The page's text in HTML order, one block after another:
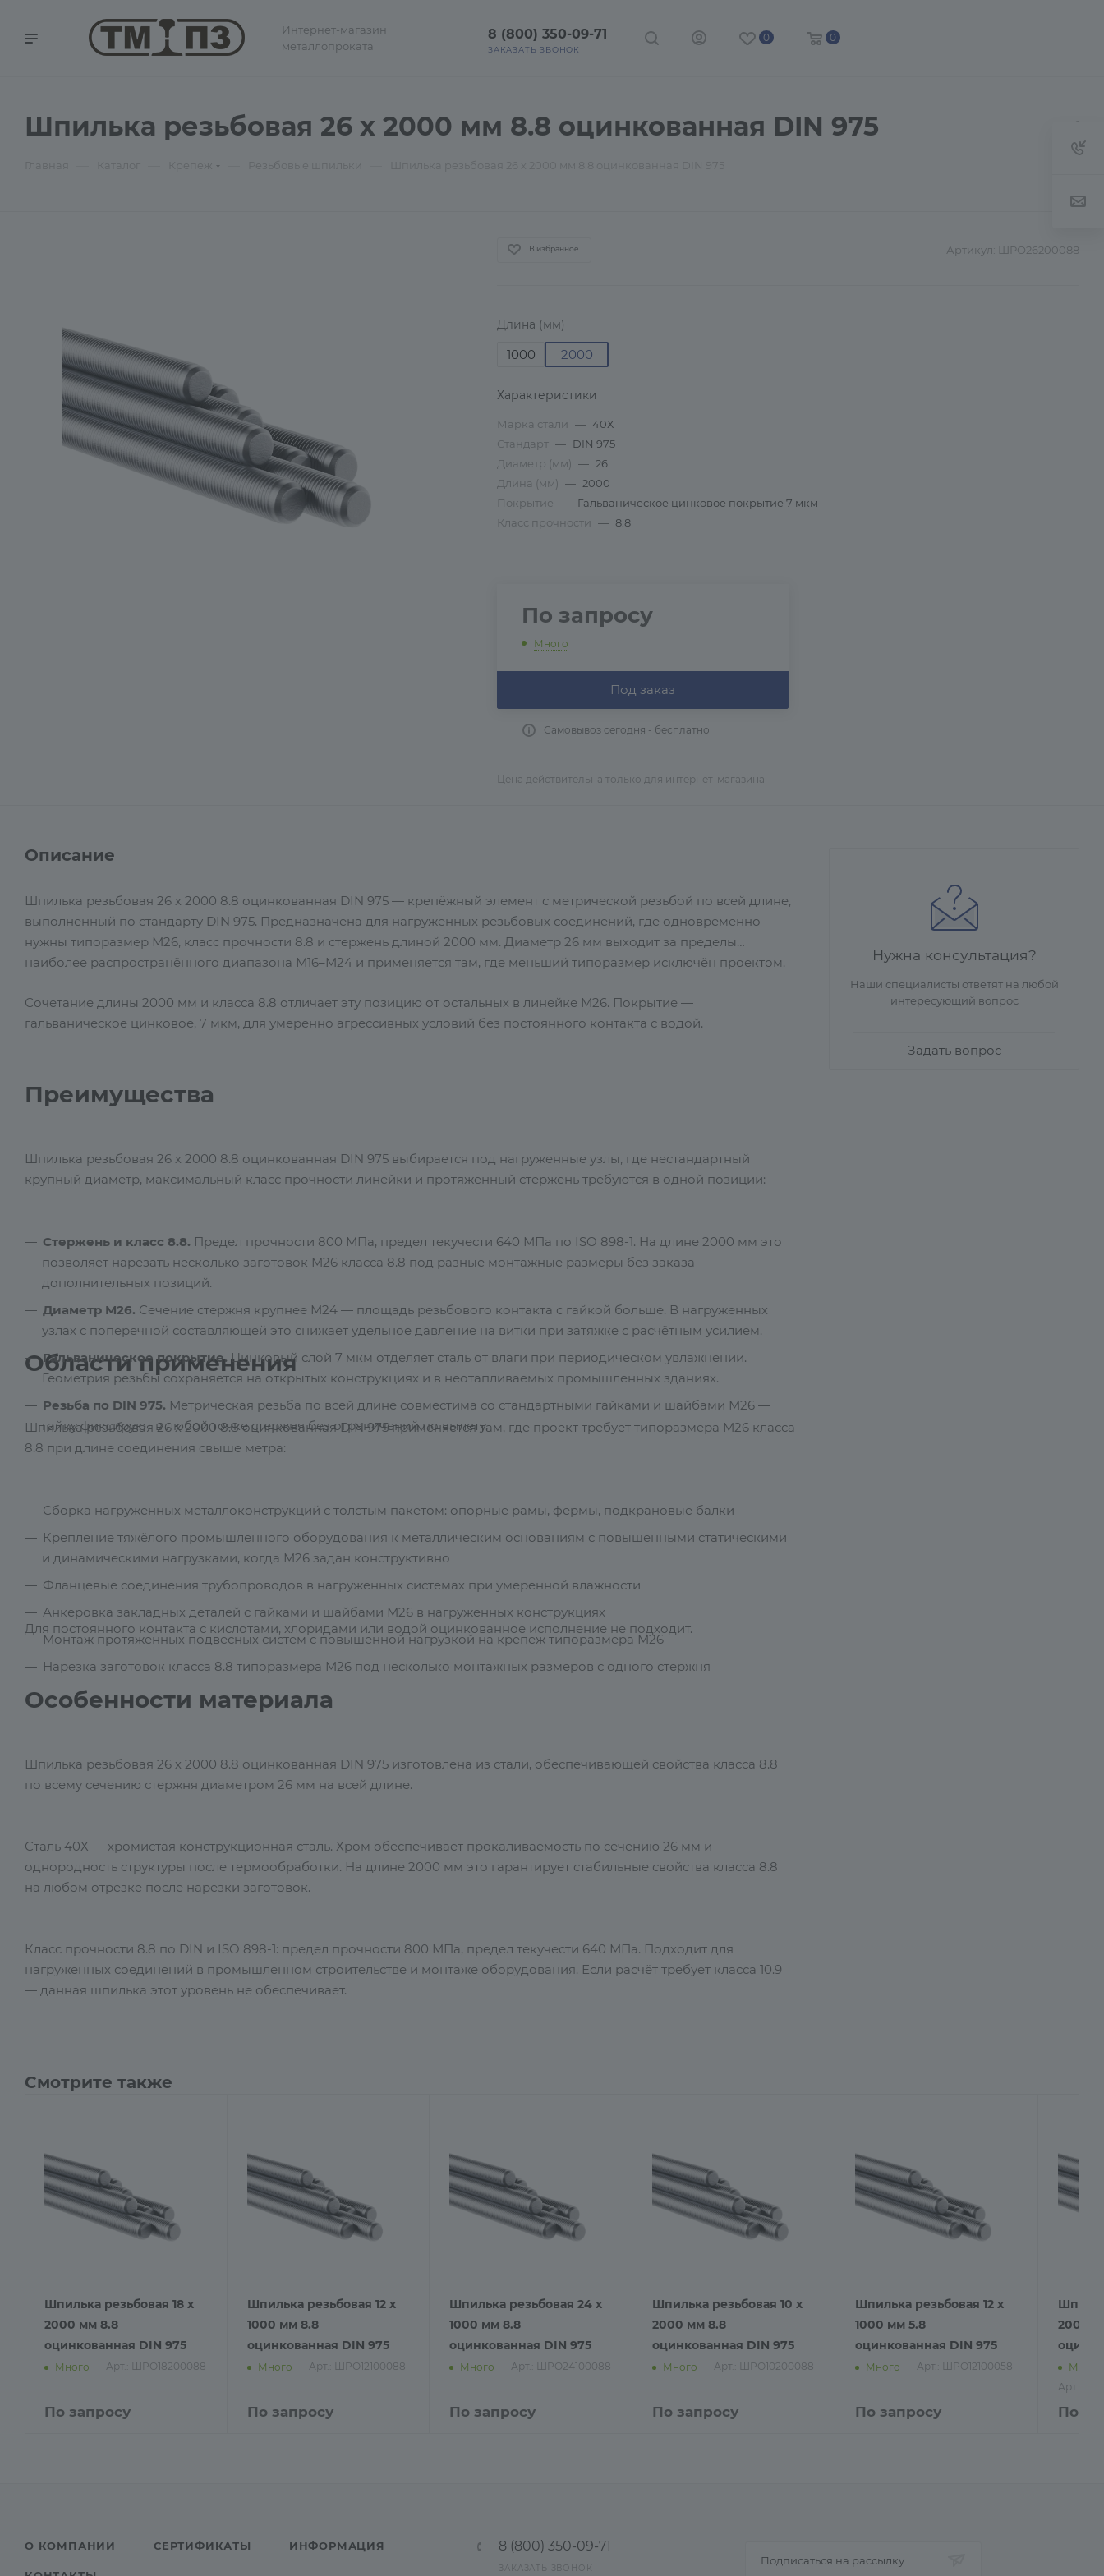
Интернет-магазин
металлопроката
8 (800) 350-09-71
ЗАКАЗАТЬ ЗВОНОК
0 0
Шпилька резьбовая 26 х 2000 мм 8.8 оцинкованная DIN 975
В избранное Артикул: ШРО26200088
Длина (мм)
1000 2000
Характеристики
Марка стали — 40Х
Стандарт — DIN 975
Диаметр (мм) — 26
Длина (мм) — 2000
Покрытие — Гальваническое цинковое покрытие 7 мкм
Класс прочности
— 8.8
По запросу
Много
Под заказ
Самовывоз сегодня - бесплатно
Цена действительна только для интернет-магазина
Описание
Шпилька резьбовая 26 х 2000 8.8 оцинкованная DIN 975 — крепёжный элемент с метрической резьбой по всей длине,
выполненный по стандарту DIN 975. Предназначена для нагруженных резьбовых соединений, где одновременно
нужны типоразмер М26, класс прочности 8.8 и стержень длиной 2000 мм. Диаметр 26 мм выходит за пределы
наиболее распространённого диапазона М16–М24 и применяется там, где меньший типоразмер исключён проектом.
Сочетание длины 2000 мм и класса 8.8 отличает эту позицию от остальных в линейке М26. Покрытие —
гальваническое цинковое, 7 мкм, для умеренно агрессивных условий без постоянного контакта с водой.
Преимущества
Шпилька резьбовая 26 х 2000 8.8 оцинкованная DIN 975 выбирается под нагруженные узлы, где нестандартный
крупный диаметр, максимальный класс прочности линейки и протяжённый стержень требуются в одной позиции:
Стержень и класс 8.8. Предел прочности 800 МПа, предел текучести 640 МПа по ISO 898-1. На длине 2000 мм это
позволяет нарезать несколько заготовок М26 класса 8.8 под разные монтажные размеры без заказа
дополнительных позиций.
Диаметр М26. Сечение стержня крупнее М24 — площадь резьбового контакта с гайкой больше. В нагруженных
узлах с поперечной составляющей это снижает удельное давление на витки при затяжке с расчётным усилием.
Гальваническое покрытие. Цинковый слой 7 мкм отделяет сталь от влаги при периодическом увлажнении.
Геометрия резьбы сохраняется на открытых конструкциях и в неотапливаемых промышленных зданиях.
Резьба по DIN 975. Метрическая резьба по всей длине совместима со стандартными гайками и шайбами М26 —
гайку фиксируют в любой точке стержня без ограничений по вылету.
Области применения
Шпилька резьбовая 26 х 2000 8.8 оцинкованная DIN 975 применяется там, где проект требует типоразмера М26 класса
8.8 при длине соединения свыше метра:
Сборка нагруженных металлоконструкций с толстым пакетом: опорные рамы, фермы, подкрановые балки
Крепление тяжёлого промышленного оборудования к металлическим основаниям с повышенными статическими
и динамическими нагрузками, когда М26 задан конструктивно
Фланцевые соединения трубопроводов в нагруженных системах при умеренной влажности
Анкеровка закладных деталей с гайками и шайбами М26 в нагруженных конструкциях
Монтаж протяжённых подвесных систем с повышенной нагрузкой на крепёж типоразмера М26
Нарезка заготовок класса 8.8 типоразмера М26 под несколько монтажных размеров с одного стержня
Для постоянного контакта с кислотами, хлоридами или водой оцинкованное исполнение не подходит.
Особенности материала
Шпилька резьбовая 26 х 2000 8.8 оцинкованная DIN 975 изготовлена из стали, обеспечивающей свойства класса 8.8
по всему сечению стержня диаметром 26 мм на всей длине.
Сталь 40Х — хромистая конструкционная сталь. Хром обеспечивает прокаливаемость по сечению 26 мм и
однородность структуры после термообработки. На длине 2000 мм это гарантирует стабильные свойства класса 8.8
на любом отрезке после нарезки заготовок.
Класс прочности 8.8 по DIN и ISO 898-1: предел прочности 800 МПа, предел текучести 640 МПа. Подходит для
нагруженных соединений в промышленном строительстве и монтаже оборудования. Если расчёт требует класса 10.9
— данная шпилька этот уровень не обеспечивает.
Нужна консультация?
Наши специалисты ответят на любой
интересующий вопрос
Задать вопрос
Смотрите также
Шпилька резьбовая 18 х
2000 мм 8.8
оцинкованная DIN 975
Много Арт.: ШРО18200088
По запросу
Шпилька резьбовая 12 х
1000 мм 8.8
оцинкованная DIN 975
Много Арт.: ШРО12100088
По запросу
Шпилька резьбовая 24 х
1000 мм 8.8
оцинкованная DIN 975
Много Арт.: ШРО24100088
По запросу
Шпилька резьбовая 10 х
2000 мм 8.8
оцинкованная DIN 975
Много Арт.: ШРО10200088
По запросу
Шпилька резьбовая 12 х
1000 мм 5.8
оцинкованная DIN 975
Много Арт.: ШРО12100058
По запросу
2000
Много
Арт.:
По
О КОМПАНИИ СЕРТИФИКАТЫ ИНФОРМАЦИЯ 8 (800) 350-09-71
ЗАКАЗАТЬ ЗВОНОК
Подписаться на рассылку